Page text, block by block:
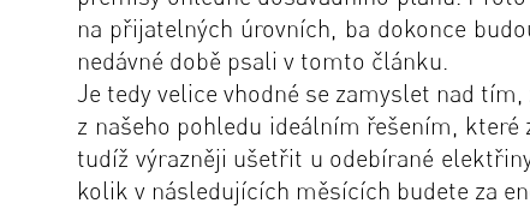
na přijatelných úrovních, ba dokonce
nedávné době psali v tomto článku.
Je tedy velice vhodné se zamyslet nad
z našeho pohledu ideálním řešením,
tudíž výrazněji ušetřit u odebírané
kolik v následujících měsících budete za